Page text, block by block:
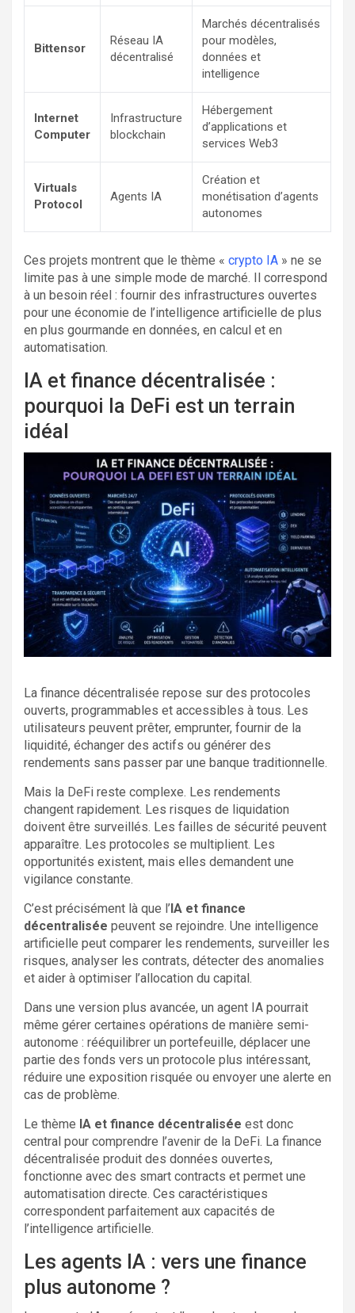
Bittensor
Réseau IA
décentralisé
Marchés décentralisés
pour modèles,
données et
intelligence
Internet
Computer
Infrastructure
blockchain
Hébergement
d’applications et
services Web3
Virtuals
Protocol
Agents IA
Création et
monétisation d’agents
autonomes
Ces projets montrent que le thème « crypto IA » ne se
limite pas à une simple mode de marché. Il correspond
à un besoin réel : fournir des infrastructures ouvertes
pour une économie de l’intelligence artificielle de plus
en plus gourmande en données, en calcul et en
automatisation.
IA et finance décentralisée :
pourquoi la DeFi est un terrain
idéal
La finance décentralisée repose sur des protocoles
ouverts, programmables et accessibles à tous. Les
utilisateurs peuvent prêter, emprunter, fournir de la
liquidité, échanger des actifs ou générer des
rendements sans passer par une banque traditionnelle.
Mais la DeFi reste complexe. Les rendements
changent rapidement. Les risques de liquidation
doivent être surveillés. Les failles de sécurité peuvent
apparaître. Les protocoles se multiplient. Les
opportunités existent, mais elles demandent une
vigilance constante.
C’est précisément là que l’ IA et finance
décentralisée peuvent se rejoindre. Une intelligence
artificielle peut comparer les rendements, surveiller les
risques, analyser les contrats, détecter des anomalies
et aider à optimiser l’allocation du capital.
Dans une version plus avancée, un agent IA pourrait
même gérer certaines opérations de manière semi-
autonome : rééquilibrer un portefeuille, déplacer une
partie des fonds vers un protocole plus intéressant,
réduire une exposition risquée ou envoyer une alerte en
cas de problème.
Le thème IA et finance décentralisée est donc
central pour comprendre l’avenir de la DeFi. La finance
décentralisée produit des données ouvertes,
fonctionne avec des smart contracts et permet une
automatisation directe. Ces caractéristiques
correspondent parfaitement aux capacités de
l’intelligence artificielle.
Les agents IA : vers une finance
plus autonome ?